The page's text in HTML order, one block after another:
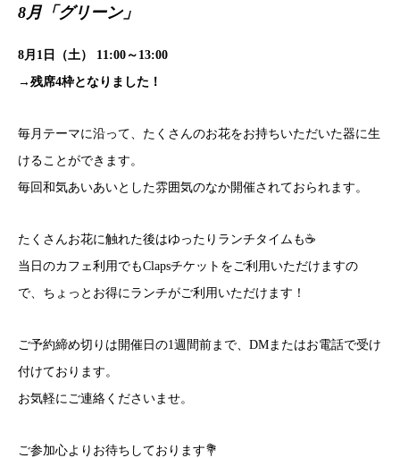
8月「グリーン」
8月1日（土） 11:00～13:00
→残席4枠となりました！
毎月テーマに沿って、たくさんのお花をお持ちいただいた器に生
けることができます。
毎回和気あいあいとした雰囲気のなか開催されておられます。
たくさんお花に触れた後はゆったりランチタイムも☕
当日のカフェ利用でもClapsチケットをご利用いただけますの
で、ちょっとお得にランチがご利用いただけます！
ご予約締め切りは開催日の1週間前まで、DMまたはお電話で受け
付けております。
お気軽にご連絡くださいませ。
ご参加心よりお待ちしております💐